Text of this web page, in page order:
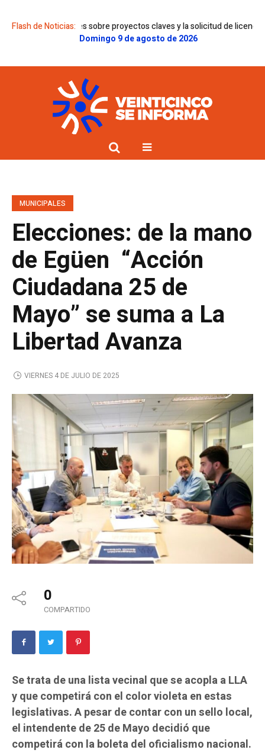
Flash de Noticias:sobre proyectos claves y la solicitud de licencia de
Domingo 9 de agosto de 2026
MUNICIPALES
Elecciones: de la mano
de Egüen “Acción
Ciudadana 25 de
Mayo” se suma a La
Libertad Avanza
VIERNES 4 DE JULIO DE 2025
0
COMPARTIDO
Se trata de una lista vecinal que se acopla a LLA
y que competirá con el color violeta en estas
legislativas. A pesar de contar con un sello local,
el intendente de 25 de Mayo decidió que
competirá con la boleta del oficialismo nacional.